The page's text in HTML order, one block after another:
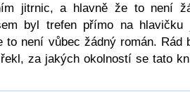
jitrnic, a hlavně že to není
byl trefen přímo na hlavičku
to není vůbec žádný román. Rád
za jakých okolností se tato